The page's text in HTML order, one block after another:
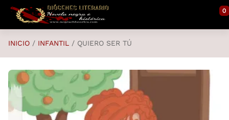
Saltar al contenido principal
0
INICIO INFANTIL QUIERO SER TÚ